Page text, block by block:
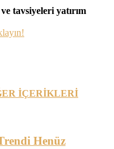
tavsiyeleri yatırım
İÇERİKLERİ
Henüz